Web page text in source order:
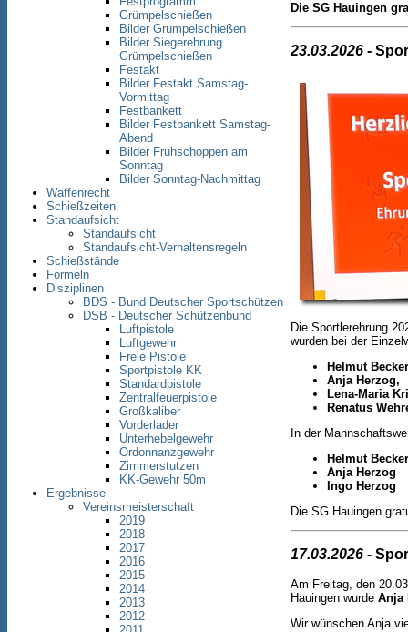
Grümpelschießen
Bilder Grümpelschießen
Bilder Siegerehrung
Grümpelschießen
Festakt
Bilder Festakt Samstag-
Vormittag
Festbankett
Bilder Festbankett Samstag-
Abend
Bilder Frühschoppen am
Sonntag
Bilder Sonntag-Nachmittag
Waffenrecht
Schießzeiten
Standaufsicht
Standaufsicht
Standaufsicht-Verhaltensregeln
Schießstände
Formeln
Disziplinen
BDS - Bund Deutscher Sportschützen
DSB - Deutscher Schützenbund
Luftpistole
Luftgewehr
Freie Pistole
Sportpistole KK
Standardpistole
Zentralfeuerpistole
Großkaliber
Vorderlader
Unterhebelgewehr
Ordonnanzgewehr
Zimmerstutzen
KK-Gewehr 50m
Ergebnisse
Vereinsmeisterschaft
2019
2018
2017
2016
2015
2014
2013
2012
Die SG Hauingen
23.03.2026 -
Die Sportlerehrung
wurden bei der
Helmut Becker
Anja Herzog,
Lena-Maria
Renatus
In der
Helmut Becker
Anja Herzog
Ingo Herzog
Die SG Hauingen
17.03.2026 -
Am Freitag, den
Hauingen wurde Anja
Wir wünschen Anja